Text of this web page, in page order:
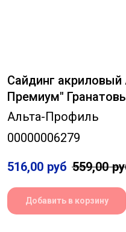
Сайдинг
Премиум"
Альта-Профиль
00000006279
516,00 руб 559,00
Добавить в корзину